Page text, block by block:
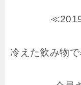
冷えた飲み物